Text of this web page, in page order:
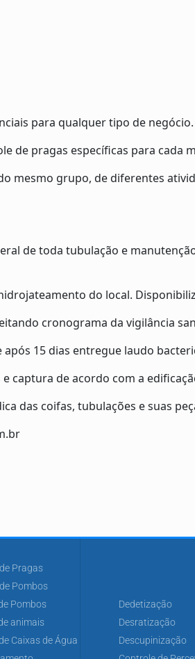
para qualquer tipo de negócio.
de pragas específicas para cada
mesmo grupo, de diferentes
de toda tubulação e
do local.
cronograma da vigilância
15 dias entregue laudo
captura de acordo com a
das coifas, tubulações e suas
Pragas
Pombos
Pombos
animais
Caixas de Água
Dedetização
Desratização
Descupinização